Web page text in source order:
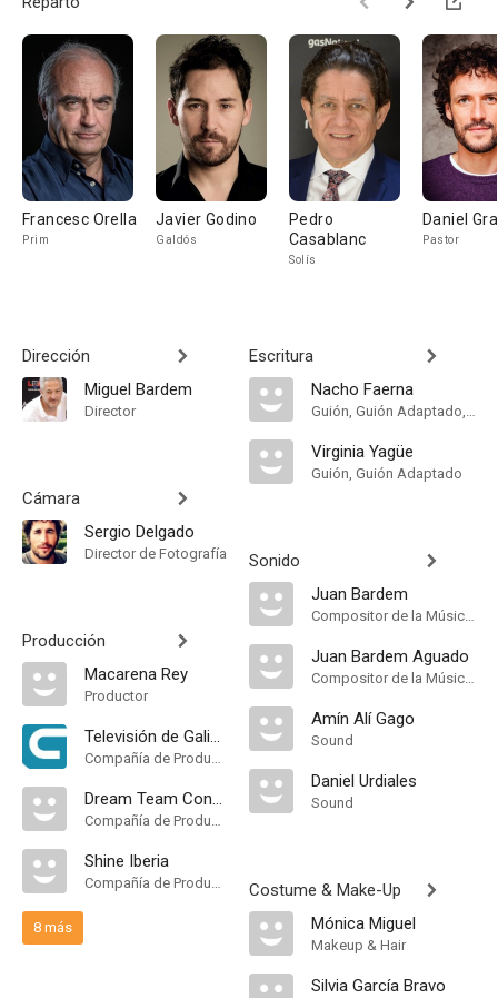
Francesc Orella
Prim
Javier Godino
Galdós
Pedro
Casablanc
Solís
Daniel
Pastor
Dirección
Miguel Bardem
Director
Cámara
Sergio Delgado
Director de Fotografía
Producción
Macarena Rey
Productor
Televisión de Galicia
Compañía de Produccion
Dream Team Concept
Compañía de Produccion
Shine Iberia
Compañía de Produccion
8 más
Escritura
Nacho Faerna
Guión, Guión Adaptado, Novela
Virginia Yagüe
Guión, Guión Adaptado
Sonido
Juan Bardem
Compositor de la Música Original
Juan Bardem Aguado
Compositor de la Música Original
Amín Alí Gago
Sound
Daniel Urdiales
Sound
Costume & Make-Up
Mónica Miguel
Makeup & Hair
Silvia García Bravo